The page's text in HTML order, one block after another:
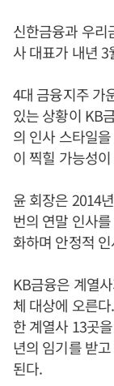
신한금융과 우리
사 대표가 내년
4대 금융지주 가
있는 상황이 KB
의 인사 스타일
이 찍힐 가능성
윤 회장은 2014
번의 연말 인사
화하며 안정적
KB금융은 계열
체 대상에 오른
한 계열사 13곳
년의 임기를 받
된다.